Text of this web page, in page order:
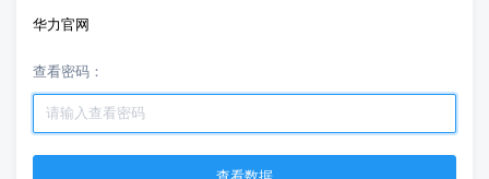
华力官网
查看密码：